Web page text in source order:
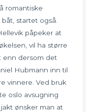
romantiske
startet også.
påpeker at
vil ha større
enn dersom det
Hubmann inn til
vinnere. Ved bruk
oslo avsugning
ønsker man at